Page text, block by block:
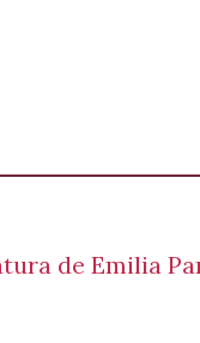
de Emilia